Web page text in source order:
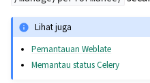
Lihat juga
Pemantauan Weblate
Memantau status Celery